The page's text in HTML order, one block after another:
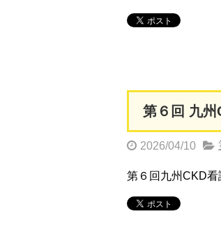
第６回 九州
2026/04/10
第６回九州CKD看